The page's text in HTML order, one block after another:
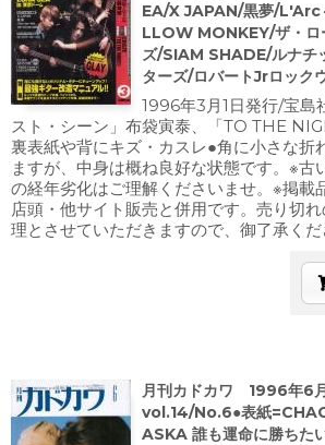
EA/X JAPAN/黒夢/
LLOW MONKEY/ザ・ロ
ズ/SIAM SHADE/ルナチ
ターズ/ロバートJrロック
1996年3月1日発行/宝島
スト・シーン」布袋寅泰、「TO THE
裏表紙や背にキズ・カスレ●角に小さな折
ますが、中身は概ね良好な状態です。※古
の経年劣化はご理解くださいませ。※掲載
店頭・他サイト販売と併用です。売り切
理とさせていただきますので、御了承くだ
月刊カドカワ 1996年6
vol.14/No.6●表紙
ASKA 誰も運命に勝ちた